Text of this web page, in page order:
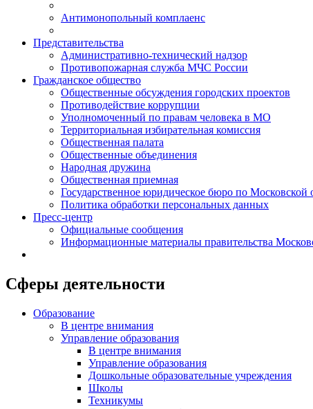
Антимонопольный комплаенс
Представительства
Административно-технический надзор
Противопожарная служба МЧС России
Гражданское общество
Общественные обсуждения городских проектов
Противодействие коррупции
Уполномоченный по правам человека в МО
Территориальная избирательная комиссия
Общественная палата
Общественные объединения
Народная дружина
Общественная приемная
Государственное юридическое бюро по Московской
Политика обработки персональных данных
Пресс-центр
Официальные сообщения
Информационные материалы правительства
Сферы деятельности
Образование
В центре внимания
Управление образования
В центре внимания
Управление образования
Дошкольные образовательные учреждения
Школы
Техникумы